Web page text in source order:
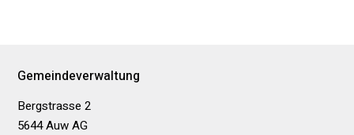
Footer
Gemeindeverwaltung
Bergstrasse 2
5644 Auw AG